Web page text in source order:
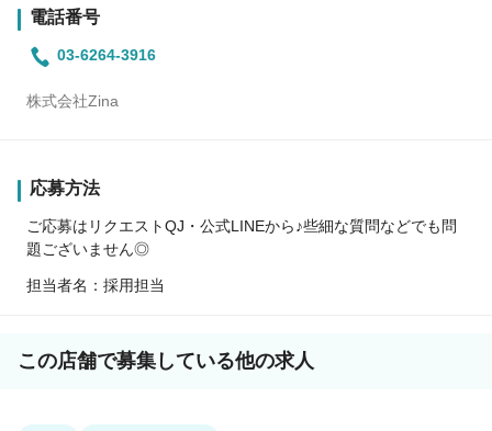
電話番号
03-6264-3916
株式会社Zina
応募方法
ご応募はリクエストQJ・公式LINEから♪些細な質問などでも問
題ございません◎
担当者名：採用担当
この店舗で募集している他の求人